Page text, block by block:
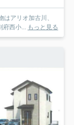
アリオ加古川、
西小...
もっと見る